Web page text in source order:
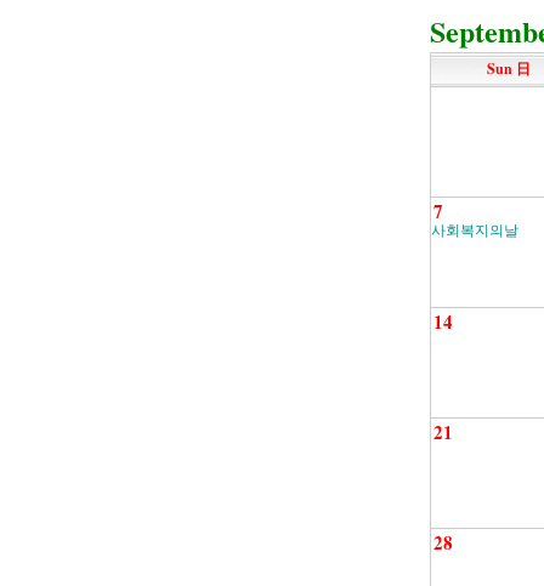
Sun 日
7
사회복지의날
14
21
28